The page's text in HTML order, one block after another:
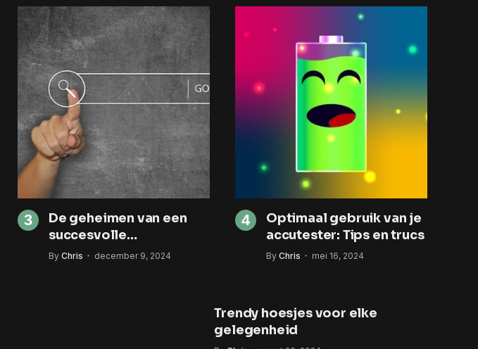
De geheimen van een
succesvolle
zoekmachine
By Chris december 9, 2024
Optimaal gebruik van je
accutester: Tips en trucs
By Chris mei 16, 2024
Trendy hoesjes voor elke
gelegenheid